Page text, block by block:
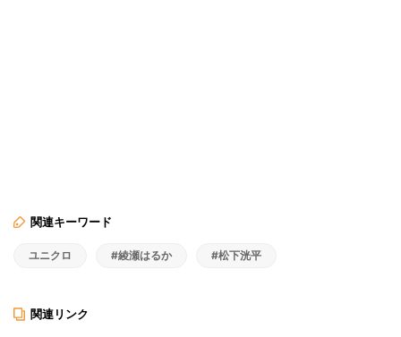
関連キーワード
ユニクロ #綾瀬はるか #松下洸平
関連リンク